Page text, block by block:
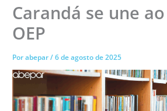
Carandá se une
OEP
Porabepar/6 de agosto de 2025